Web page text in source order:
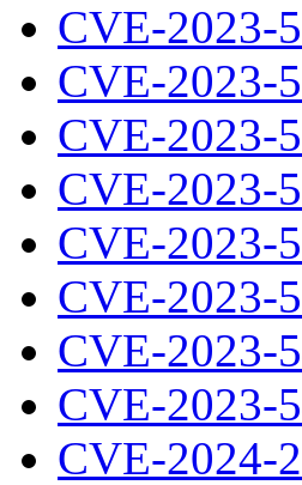
CVE-2023-
CVE-2023-
CVE-2023-
CVE-2023-
CVE-2023-
CVE-2023-
CVE-2023-
CVE-2023-
CVE-2024-